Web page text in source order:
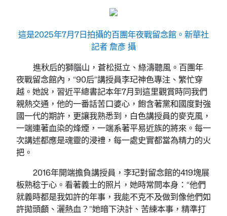
這是2025年7月7日拍攝的百團年夜戰留念館。新華社
記者 詹彥 攝
進秋后的獅腦山，蒼松挺立、綠濤聽風。百團年
夜戰留念館內，“90后”講授員李玘神色專注、繁忙穿
越。她說，習近平總書記本年7月到這里觀賞時同我們
親熱交通，他的一番話苦口婆心，飽含著黨和國度對強
國一代的期許，更讓我熟悉到，白色講授員的麥克風，
一端連著血染的烽煙，一端系著平易近族的將來。每一
次講述都應是魂靈的浸禮，每一處史實都當為精力的火
把。
2016年開端擔負講授員，李玘對留念館的419塊展
板熟稔于心。看著義士的照片，她時常問本身：“他們
就義時都是我如許的年事，我能不克不及做到像他們如
許拋頭顱、灑熱血？”她暗下決計、苦練本事，精準打